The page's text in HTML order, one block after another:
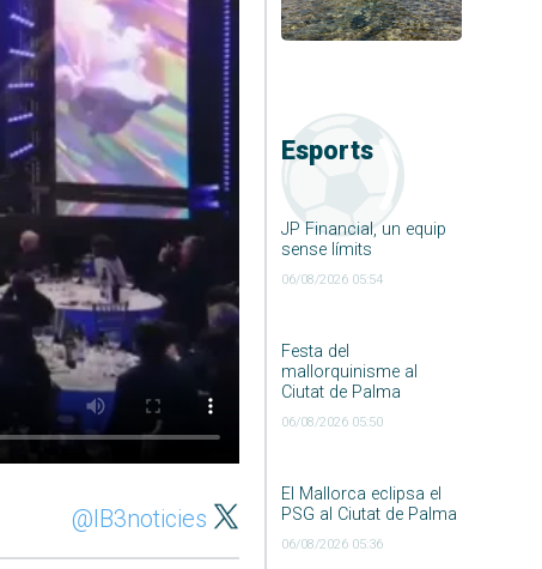
Esports
JP Financial, un equip
sense límits
06/08/2026 05:54
Festa del
mallorquinisme al
Ciutat de Palma
06/08/2026 05:50
El Mallorca eclipsa el
PSG al Ciutat de Palma
06/08/2026 05:36
@IB3noticies